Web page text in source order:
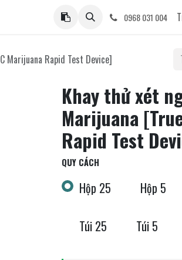
0968 031 004
Marijuana Rapid Test Device]
Khay thử xét
Marijuana
Rapid Test
QUY CÁCH
Hộp 25 Hộp 5
Túi 25 Túi 5